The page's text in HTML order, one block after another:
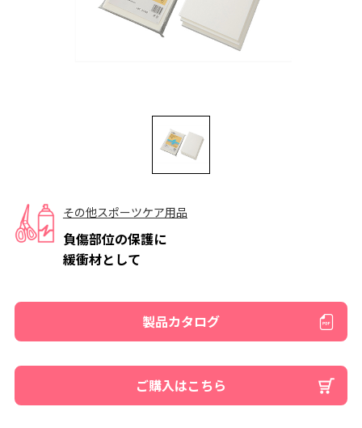
その他スポーツケア用品
負傷部位の保護に
緩衝材として
製品カタログ
ご購入はこちら